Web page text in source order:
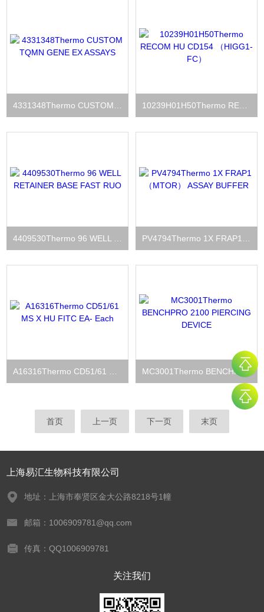
10239H01H50Thermo RECOM HU CD154 （HIGG1-FC）
MC3001Thermo BENCHPRO 2100 PIERCING DEVICE
首页 上一页 下一页 末页
上海易汇生物科技有限公司
地址：上海市奉贤区金大公路8218号1幢
邮箱：1006909781@qq.com
传真：QQ1006909781
关注我们